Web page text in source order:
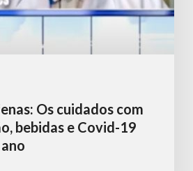
Os cuidados com
bebidas e Covid-19